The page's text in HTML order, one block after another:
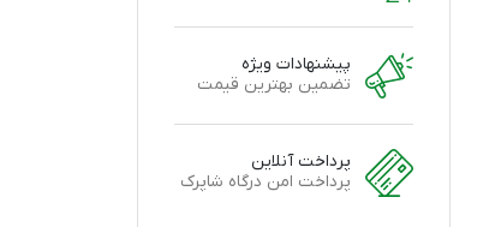
پیشنهادات ویژه
تضمین بهترین قیمت
پرداخت آنلاین
پرداخت امن درگاه شاپرک